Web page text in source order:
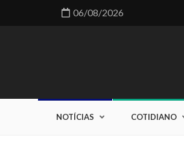
06/08/2026
NOTÍCIAS COTIDIANO